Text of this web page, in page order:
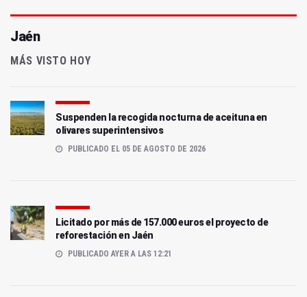
Jaén
MÁS VISTO HOY
Suspenden la recogida nocturna de aceituna en
olivares superintensivos
PUBLICADO EL 05 DE AGOSTO DE 2026
Licitado por más de 157.000 euros el proyecto de
reforestación en Jaén
PUBLICADO AYER A LAS 12:21